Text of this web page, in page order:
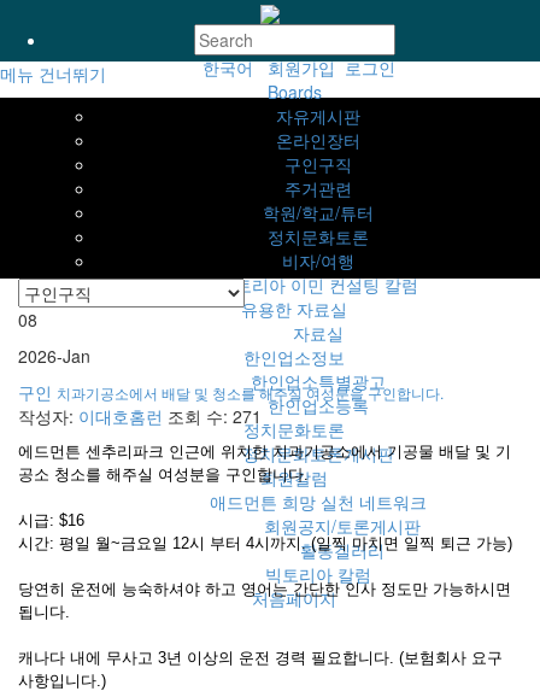
한국어 회원가입로그인
Boards
자유게시판
온라인장터
구인구직
주거관련
학원/학교/튜터
정치문화토론
비자/여행
빅토리아 이민 컨설팅 칼럼
유용한 자료실
자료실
한인업소정보
한인업소특별광고
한인업소등록
정치문화토론
정치문화토론게시판
회원칼럼
애드먼튼 희망 실천 네트워크
회원공지/토론게시판
활동겔러리
빅토리아 칼럼
처음페이지
메뉴 건너뛰기
Promotion
08
2026-Jan
구인 치과기공소에서 배달 및 청소를 해주실 여성분을 구인합니다.
작성자: 이대호홈런 조회 수: 271
에드먼튼 센추리파크 인근에 위치한 치과기공소에서 기공물 배달 및 기
공소 청소를 해주실 여성분을 구인합니다.
시급: $16
시간: 평일 월~금요일 12시 부터 4시까지. (일찍 마치면 일찍 퇴근 가능)
당연히 운전에 능숙하셔야 하고 영어는 간단한 인사 정도만 가능하시면
됩니다.
캐나다 내에 무사고 3년 이상의 운전 경력 필요합니다. (보험회사 요구
사항입니다.)